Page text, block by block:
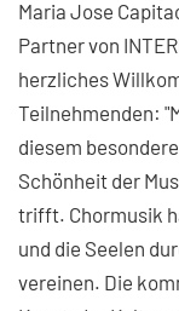
Maria Jose
Partner von
herzliches
Teilnehmenden:
diesem
Schönheit der
trifft. Chormusik
und die Seelen
vereinen. Die